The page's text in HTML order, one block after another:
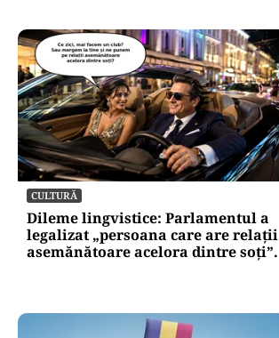
CULTURĂ
Dileme lingvistice: Parlamentul a
legalizat „persoana care are relații
asemănătoare acelora dintre soți”.